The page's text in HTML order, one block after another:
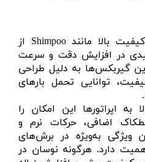
استفاده از گیربکس‌های با کیفیت بالا مانند Shimpoo از
در افزایش دقت و سرعت
گیربکس‌ها به دلیل طراحی
توانایی تحمل بارهای
اپراتورها این امکان را
اضافی، حرکات نرم و
ویژگی به‌ویژه در برش‌های
دارد. هرگونه نوسان در